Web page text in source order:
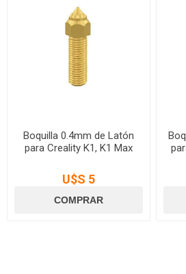
Boquilla 0.4mm de Latón
para Creality K1, K1 Max
U$S 5